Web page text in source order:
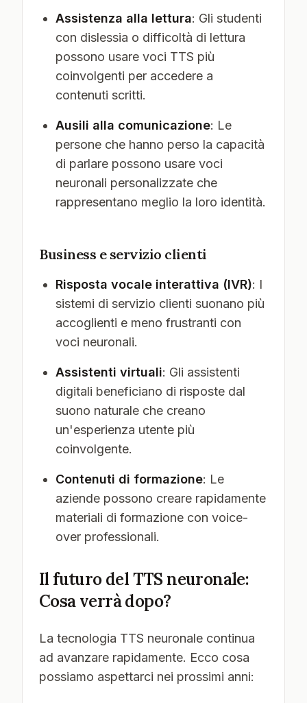
Assistenza alla lettura: Gli studenti
con dislessia o difficoltà di lettura
possono usare voci TTS più
coinvolgenti per accedere a
contenuti scritti.
Ausili alla comunicazione: Le
persone che hanno perso la capacità
di parlare possono usare voci
neuronali personalizzate che
rappresentano meglio la loro identità.
Business e servizio clienti
Risposta vocale interattiva (IVR): I
sistemi di servizio clienti suonano più
accoglienti e meno frustranti con
voci neuronali.
Assistenti virtuali: Gli assistenti
digitali beneficiano di risposte dal
suono naturale che creano
un'esperienza utente più
coinvolgente.
Contenuti di formazione: Le
aziende possono creare rapidamente
materiali di formazione con voice-
over professionali.
Il futuro del TTS neuronale:
Cosa verrà dopo?
La tecnologia TTS neuronale continua
ad avanzare rapidamente. Ecco cosa
possiamo aspettarci nei prossimi anni: